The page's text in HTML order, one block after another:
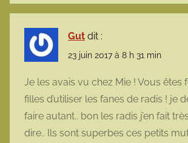
Gut dit :
23 juin 2017 à 8 h 31 min
Je les avais vu chez Mie ! Vous êtes
filles d’utiliser les fanes de radis ! je
faire autant.. bon les radis j’en fait
dire.. Ils sont superbes ces petits